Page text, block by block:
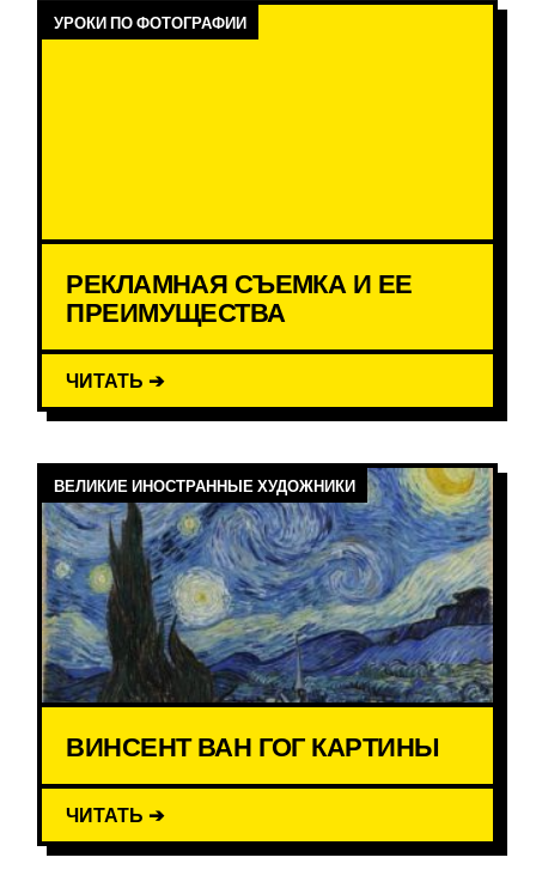
УРОКИ ПО ФОТОГРАФИИ
РЕКЛАМНАЯ СЪЕМКА И ЕЕ
ПРЕИМУЩЕСТВА
ЧИТАТЬ ➔
ВЕЛИКИЕ ИНОСТРАННЫЕ ХУДОЖНИКИ
ВИНСЕНТ ВАН ГОГ КАРТИНЫ
ЧИТАТЬ ➔